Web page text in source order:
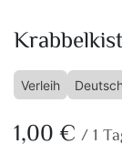
Verleih
1,00€ /1